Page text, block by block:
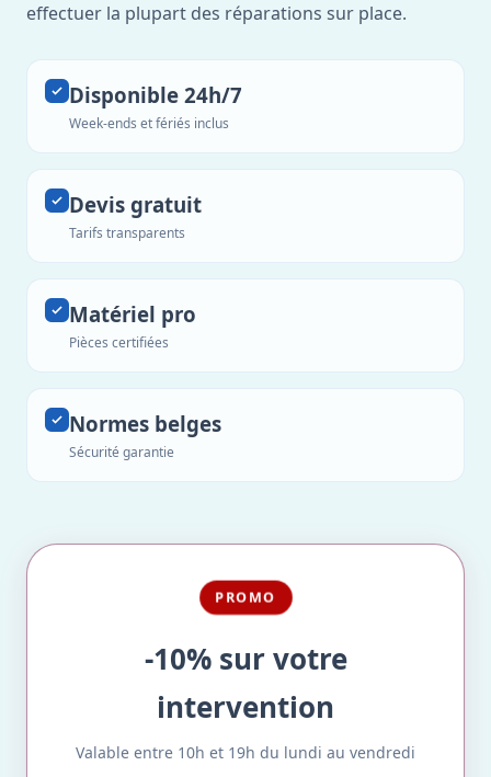
effectuer la plupart des réparations sur place.
Disponible 24h/7
Week-ends et fériés inclus
Devis gratuit
Tarifs transparents
Matériel pro
Pièces certifiées
Normes belges
Sécurité garantie
PROMO
-10% sur votre
intervention
Valable entre 10h et 19h du lundi au vendredi